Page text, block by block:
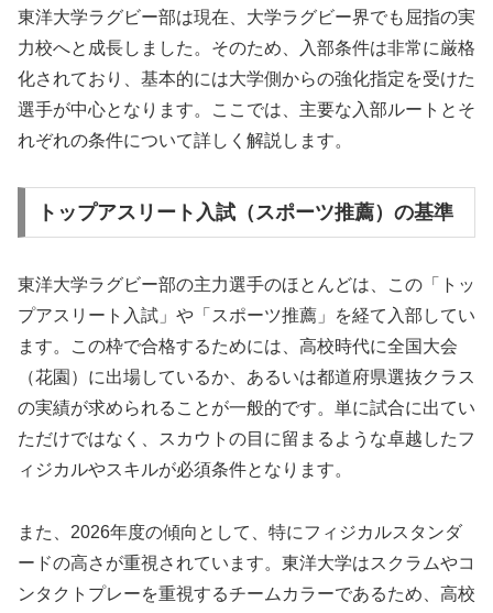
東洋大学ラグビー部は現在、大学ラグビー界でも屈指の実
力校へと成長しました。そのため、入部条件は非常に厳格
化されており、基本的には大学側からの強化指定を受けた
選手が中心となります。ここでは、主要な入部ルートとそ
れぞれの条件について詳しく解説します。
トップアスリート入試（スポーツ推薦）の基準
東洋大学ラグビー部の主力選手のほとんどは、この「トッ
プアスリート入試」や「スポーツ推薦」を経て入部してい
ます。この枠で合格するためには、高校時代に全国大会
（花園）に出場しているか、あるいは都道府県選抜クラス
の実績が求められることが一般的です。単に試合に出てい
ただけではなく、スカウトの目に留まるような卓越したフ
ィジカルやスキルが必須条件となります。
また、2026年度の傾向として、特にフィジカルスタンダ
ードの高さが重視されています。東洋大学はスクラムやコ
ンタクトプレーを重視するチームカラーであるため、高校